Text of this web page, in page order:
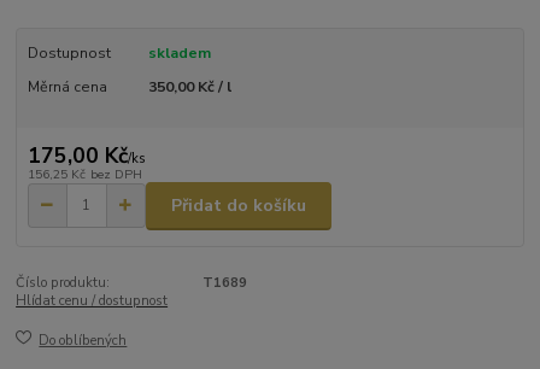
Dostupnost
skladem
Měrná cena
350,00 Kč / l
175,00 Kč/ks
156,25 Kč bez DPH
Přidat do košíku
Číslo produktu:
T1689
Hlídat cenu / dostupnost
Do oblíbených